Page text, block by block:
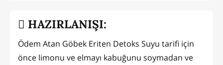
HAZIRLANIŞI:
Ödem Atan Göbek Eriten Detoks Suyu tarifi için
önce limonu ve elmayı kabuğunu soymadan ve